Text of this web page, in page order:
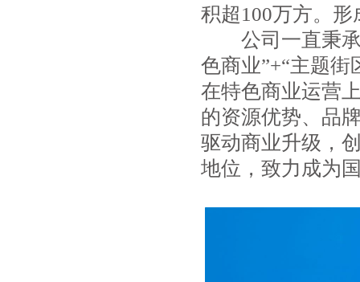
积超100万方。
公司一直秉承“
色商业”+“主题街
在特色商业运营
的资源优势、品
驱动商业升级，
地位，致力成为